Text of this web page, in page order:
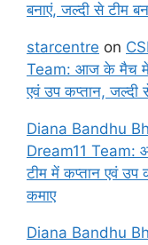
बनाएं, जल्दी से टीम
starcentre on
Team: आज के मैच में
एवं उप कप्तान, जल्दी
Diana Bandhu
Dream11 Team:
टीम में कप्तान एवं उप
कमाए
Diana Bandhu